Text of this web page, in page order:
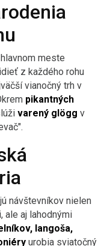
meste
z každého rohu
vianočný trh v
pikantných
varený glögg v
návštevníkov nielen
ale aj lahodnými
langoša,
urobia sviatočný